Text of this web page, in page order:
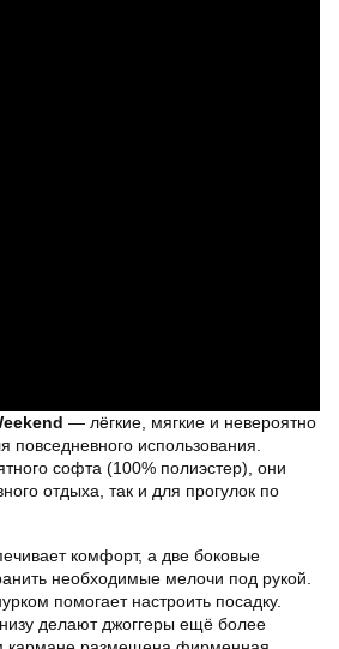
— лёгкие, мягкие и невероятно
использования.
софта (100% полиэстер), они
отдыха, так и для прогулок по
комфорт, а две боковые
необходимые мелочи под рукой.
помогает настроить посадку.
делают джоггеры ещё более